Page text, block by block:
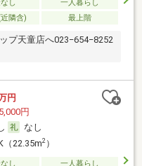
し
一人暮らし
隣含) 最上階
プ天童店へ023−654−8252
円
円
なし
（22.35m2）
し
一人暮らし